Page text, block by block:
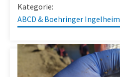
Kategorie:
ABCD & Boehringer Ingelheim